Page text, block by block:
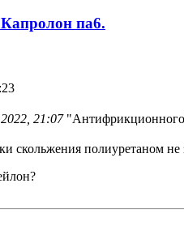
па6.
21:07"Антифрикционного"
скольжения полиуретаном не